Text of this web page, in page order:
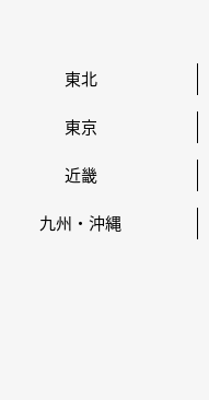
東北
東京
近畿
九州・沖縄